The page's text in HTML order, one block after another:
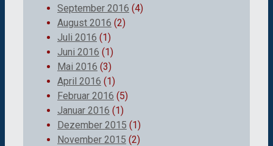
September 2016 (4)
August 2016 (2)
Juli 2016 (1)
Juni 2016 (1)
Mai 2016 (3)
April 2016 (1)
Februar 2016 (5)
Januar 2016 (1)
Dezember 2015 (1)
November 2015 (2)